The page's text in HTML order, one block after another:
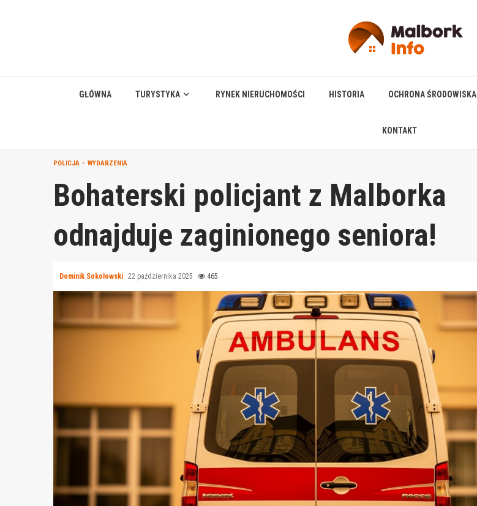
GŁÓWNA TURYSTYKA RYNEK NIERUCHOMOŚCI HISTORIA OCHRONA ŚRODOWISKA
KONTAKT
POLICJA WYDARZENIA
Bohaterski policjant z Malborka
odnajduje zaginionego seniora!
Dominik Sokołowski 22 października 2025 465